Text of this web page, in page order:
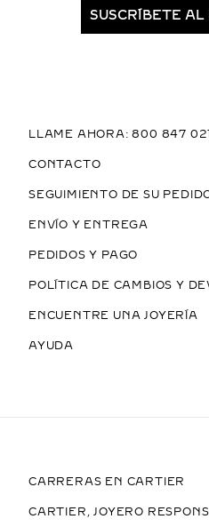
SUSCRÍBETE
LLAME AHORA: 800 847
CONTACTO
SEGUIMIENTO DE SU
ENVÍO Y ENTREGA
PEDIDOS Y PAGO
POLÍTICA DE CAMBIOS Y
ENCUENTRE UNA JOYERÍA
AYUDA
CARRERAS EN CARTIER
CARTIER, JOYERO